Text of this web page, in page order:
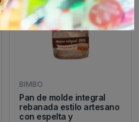
BIMBO
Pan de molde integral
rebanada estilo artesano
con espelta y